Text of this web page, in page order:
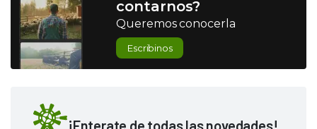
contarnos?
Queremos conocerla
Escribinos
¡Enterate de todas las novedades!